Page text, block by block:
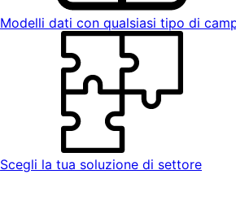
Modelli dati con qualsiasi tipo di
Scegli la tua soluzione di settore